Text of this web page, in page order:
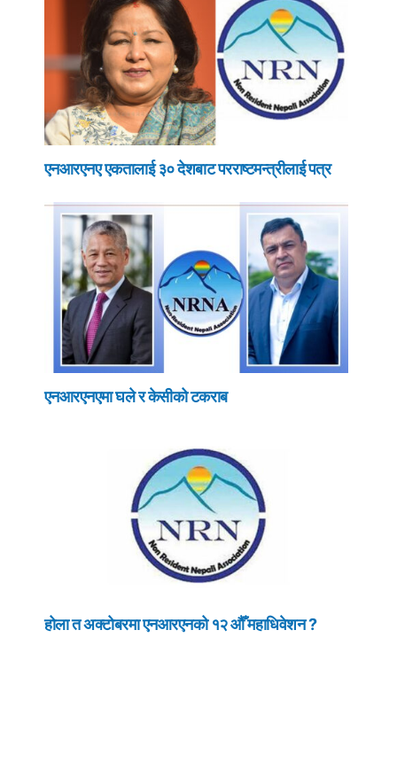
एनआरएनए एकतालाई ३० देशबाट परराष्टमन्त्रीलाई पत्र
एनआरएनएमा घले र केसीको टकराब
होला त अक्टोबरमा एनआरएनको १२ औँ महाधिवेशन ?